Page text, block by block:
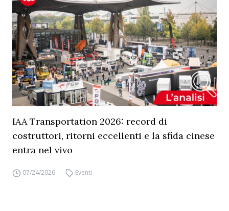
IAA Transportation 2026: record di
costruttori, ritorni eccellenti e la sfida cinese
entra nel vivo
07/24/2026 Eventi